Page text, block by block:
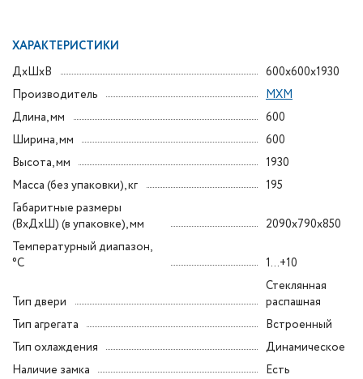
ХАРАКТЕРИСТИКИ
ДxШxВ
600x600x1930
Производитель
МХМ
Длина, мм
600
Ширина, мм
600
Высота, мм
1930
Масса (без упаковки), кг
195
Габаритные размеры
(ВxДxШ) (в упаковке), мм
2090x790x850
Температурный диапазон,
°C
1...+10
Тип двери
Стеклянная
распашная
Тип агрегата
Встроенный
Тип охлаждения
Динамическое
Наличие замка
Есть